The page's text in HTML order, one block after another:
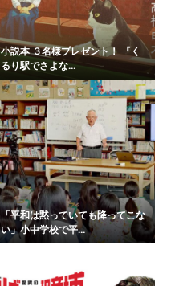
小説本 ３名様プレゼント！ 『く
るり駅でさよな...
「平和は黙っていても降ってこな
い」小中学校で平...